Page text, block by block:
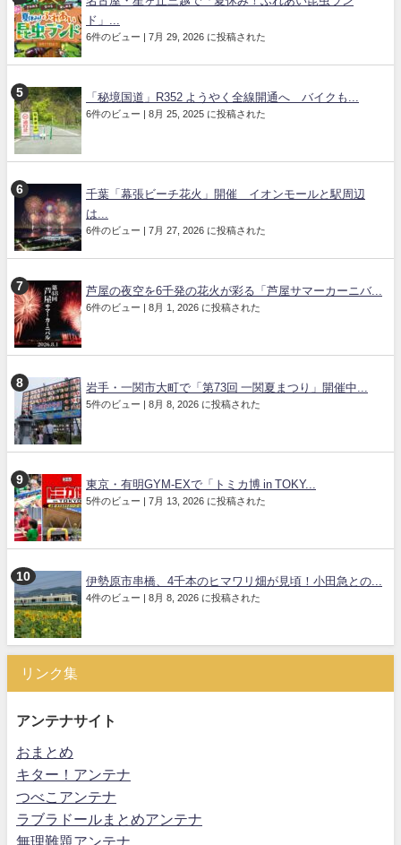
ド」...
6件のビュー | 7月 29, 2026 に投稿された
「秘境国道」R352 ようやく全線開通へ バイクも...
6件のビュー | 8月 25, 2025 に投稿された
千葉「幕張ビーチ花火」開催 イオンモールと駅周辺
は...
6件のビュー | 7月 27, 2026 に投稿された
芦屋の夜空を6千発の花火が彩る「芦屋サマーカーニバ...
6件のビュー | 8月 1, 2026 に投稿された
岩手・一関市大町で「第73回 一関夏まつり」開催中...
5件のビュー | 8月 8, 2026 に投稿された
東京・有明GYM-EXで「トミカ博 in TOKY...
5件のビュー | 7月 13, 2026 に投稿された
伊勢原市串橋、4千本のヒマワリ畑が見頃！小田急との...
4件のビュー | 8月 8, 2026 に投稿された
リンク集
アンテナサイト
おまとめ
キター！アンテナ
つべこアンテナ
ラブラドールまとめアンテナ
無理難題アンテナ